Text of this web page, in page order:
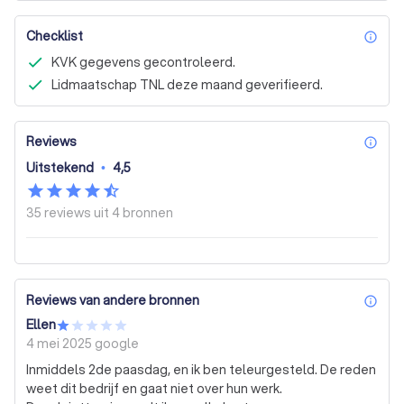
Checklist
KVK gegevens gecontroleerd.
Lidmaatschap TNL deze maand geverifieerd.
Reviews
Uitstekend • 4,5
35 reviews uit 4 bronnen
Reviews van andere bronnen
Ellen
4 mei 2025 google
Inmiddels 2de paasdag, en ik ben teleurgesteld. De reden
weet dit bedrijf en gaat niet over hun werk.